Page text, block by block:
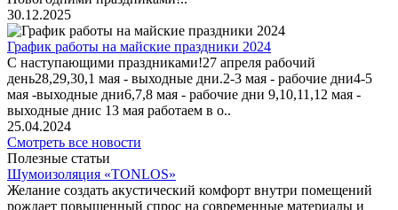
30.12.2025
График работы на майские праздники 2024
С наступающими праздниками!27 апреля рабочий
день28,29,30,1 мая - выходные дни.2-3 мая - рабочие дни4-5
мая -выходные дни6,7,8 мая - рабочие дни 9,10,11,12 мая -
выходные днис 13 мая работаем в о..
25.04.2024
Смотреть все новости
Полезные статьи
Шумоизоляция «TONLOS»
Желание создать акустический комфорт внутри помещений
рождает повышенный спрос на современные материалы и